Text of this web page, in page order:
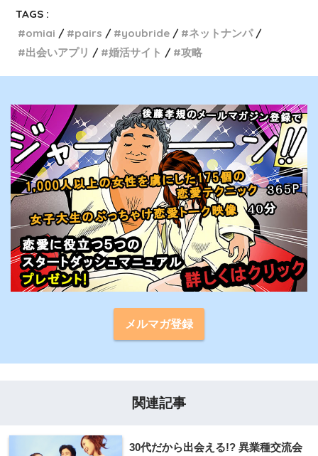
TAGS :
omiai
pairs youbride
ネットナンパ
出会いアプリ
婚活サイト 攻略
メルマガ登録
関連記事
30代だから出会える!? 異業種交流会